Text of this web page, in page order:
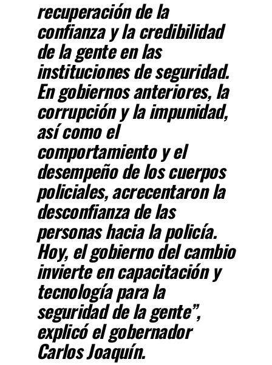
recuperación de la
confianza y la credibilidad
de la gente en las
instituciones de seguridad.
En gobiernos anteriores, la
corrupción y la impunidad,
así como el
comportamiento y el
desempeño de los cuerpos
policiales, acrecentaron la
desconfianza de las
personas hacia la policía.
Hoy, el gobierno del cambio
invierte en capacitación y
tecnología para la
seguridad de la gente”,
explicó el gobernador
Carlos Joaquín.